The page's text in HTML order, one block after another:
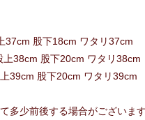
37cm 股下18cm ワタリ37cm
38cm 股下20cm ワタリ38cm
39cm 股下20cm ワタリ39cm
多少前後する場合がございます